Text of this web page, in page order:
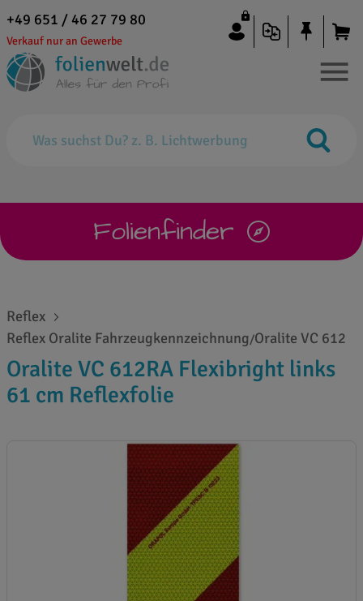
+49 651 / 46 27 79 80
Verkauf nur an Gewerbe
Folienfinder
Reflex
Reflex Oralite Fahrzeugkennzeichnung/Oralite VC 612
Oralite VC 612RA Flexibright links
61 cm Reflexfolie